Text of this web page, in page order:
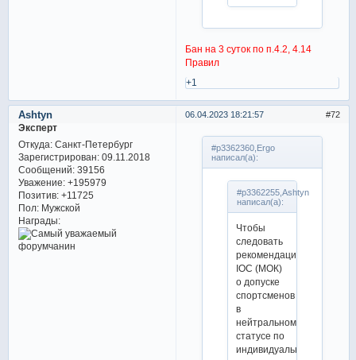
Бан на 3 суток по п.4.2, 4.14
Правил
+1
72
06.04.2023 18:21:57
Ashtyn
Эксперт
Откуда:Санкт-Петербург
Зарегистрирован: 09.11.2018
Сообщений:39156
Уважение: +195979
Позитив: +11725
Пол:Мужской
Награды:
#p3362360,Ergo
написал(а):
#p3362255,Ashtyn
написал(а):
Чтобы
следовать
рекомендациям
IOC (МОК)
о допуске
спортсменов
в
нейтральном
статусе по
индивидуальным